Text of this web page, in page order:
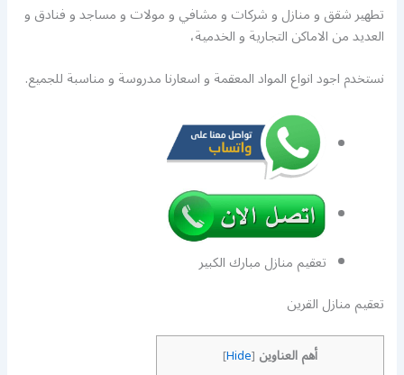
تطهير شقق و منازل و شركات و مشافي و مولات و مساجد و فنادق و
العديد من الاماكن التجارية و الخدمية،
نستخدم اجود انواع المواد المعقمة و اسعارنا مدروسة و مناسبة للجميع.
تعقيم منازل مبارك الكبير
تعقيم منازل القرين
أهم العناوين [
Hide
]